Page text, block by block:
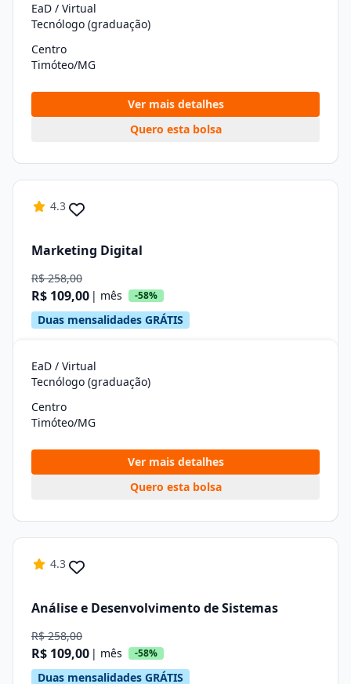
EaD / Virtual
Tecnólogo (graduação)
Centro
Timóteo/MG
Ver mais detalhes
Quero esta bolsa
4.3
Marketing Digital
R$ 258,00
R$ 109,00 | mês -58%
Duas mensalidades GRÁTIS
EaD / Virtual
Tecnólogo (graduação)
Centro
Timóteo/MG
Ver mais detalhes
Quero esta bolsa
4.3
Análise e Desenvolvimento de Sistemas
R$ 258,00
R$ 109,00 | mês -58%
Duas mensalidades GRÁTIS